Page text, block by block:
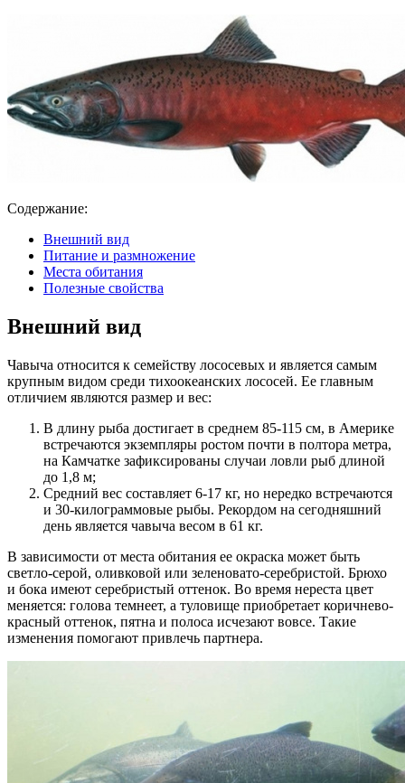
Содержание:
Внешний вид
Питание и размножение
Места обитания
Полезные свойства
Внешний вид
Чавыча относится к семейству лососевых и является самым
крупным видом среди тихоокеанских лососей. Ее главным
отличием являются размер и вес:
В длину рыба достигает в среднем 85-115 см, в Америке
встречаются экземпляры ростом почти в полтора метра,
на Камчатке зафиксированы случаи ловли рыб длиной
до 1,8 м;
Средний вес составляет 6-17 кг, но нередко встречаются
и 30-килограммовые рыбы. Рекордом на сегодняшний
день является чавыча весом в 61 кг.
В зависимости от места обитания ее окраска может быть
светло-серой, оливковой или зеленовато-серебристой. Брюхо
и бока имеют серебристый оттенок. Во время нереста цвет
меняется: голова темнеет, а туловище приобретает коричнево-
красный оттенок, пятна и полоса исчезают вовсе. Такие
изменения помогают привлечь партнера.